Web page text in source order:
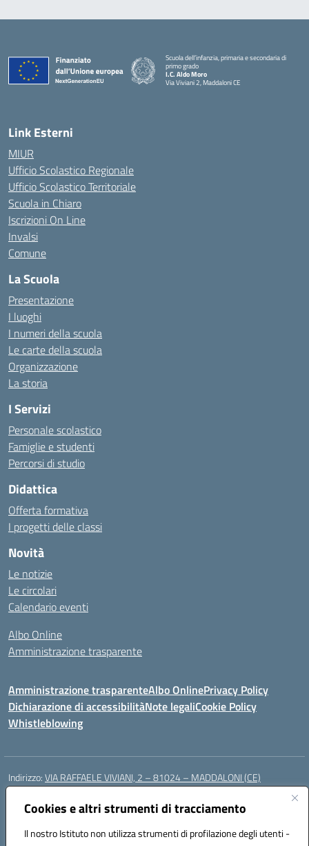
Cookies e altri strumenti di tracciamento
Il nostro Istituto non utilizza strumenti di profilazione degli utenti -
Scuola dell’infanzia, primaria e secondaria di
primo grado
I.C. Aldo Moro
Via Viviani 2, Maddaloni CE
Link Esterni
MIUR
Ufficio Scolastico Regionale
Ufficio Scolastico Territoriale
Scuola in Chiaro
Iscrizioni On Line
Invalsi
Comune
La Scuola
Presentazione
I luoghi
I numeri della scuola
Le carte della scuola
Organizzazione
La storia
I Servizi
Personale scolastico
Famiglie e studenti
Percorsi di studio
Didattica
Offerta formativa
I progetti delle classi
Novità
Le notizie
Le circolari
Calendario eventi
Albo Online
Amministrazione trasparente
Amministrazione trasparenteAlbo OnlinePrivacy Policy
Dichiarazione di accessibilitàNote legaliCookie Policy
Whistleblowing
Indirizzo:VIA RAFFAELE VIVIANI, 2 – 81024 – MADDALONI (CE)
Centralino:
Posta elettronica certificata (PEC):ceic8av00r@pec.istruzione.it
Codice fiscale: 93086020612